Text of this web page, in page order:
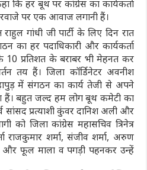
कि हर बूथ पर कांग्रेस का कार्यकर्ता
पर एक आवाज लगानी हैं।
राहुल गांधी जी पार्टी के लिए दिन रात
का हर पदाधिकारी और कार्यकर्ता
10 प्रतिशत के बराबर भी मेहनत कर
तय हैं। जिला कॉर्डिनेटर अवनीश
में संगठन का कार्य तेजी से अपने
बहुत जल्द हम लोग बूथ कमेटी का
सांसद प्रत्याशी कुंवर दानिश अली और
को जिला कांग्रेस महासचिव त्रिनेत्र
राजकुमार शर्मा, संजीव शर्मा, अरुण
और फूल माला व पगड़ी पहनकर उन्हें